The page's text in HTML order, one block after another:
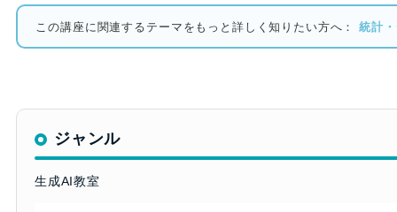
この講座に関連するテーマをもっと詳しく知りたい方へ：統計
ジャンル
生成AI教室